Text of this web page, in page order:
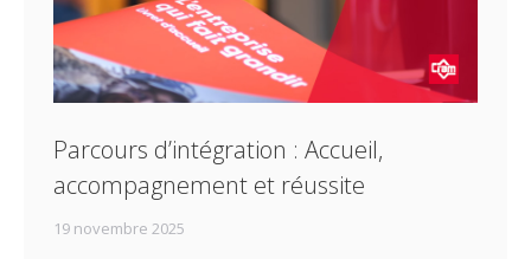
Parcours d’intégration : Accueil,
accompagnement et réussite
19 novembre 2025